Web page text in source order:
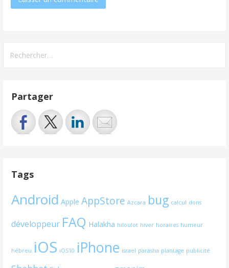
Partager
Tags
Android Apple AppStore Azcara bug calcul dons
développeur FAQ Halakha hiloulot hiver horaires humeur
hébreu iOS iOS10 iPhone israel parasha plantage publicité